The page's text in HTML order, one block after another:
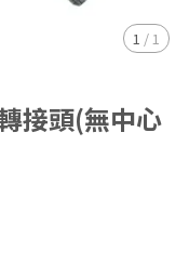
1 / 1
接頭(無中心